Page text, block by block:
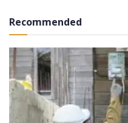
Recommended